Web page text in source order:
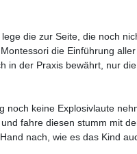
die zur Seite, die noch
die Einführung
in der Praxis bewährt, nur
keine Explosivlaute
fahre diesen stumm mit
nach, wie es das Kind